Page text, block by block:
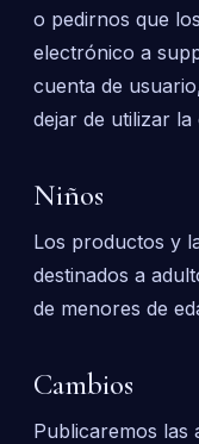
o pedirnos que
electrónico a
cuenta de
dejar de utilizar
Niños
Los productos y
destinados a
de menores de
Cambios
Publicaremos las